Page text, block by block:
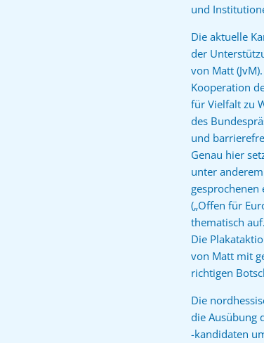
und
Die aktuelle
der
von Matt
Kooperation
für Vielfalt zu
des
und
Genau hier
unter
gesprochenen
(„Offen für
thematisch auf.
Die
von Matt mit
richtigen
Die
die Ausübung
-kandidaten